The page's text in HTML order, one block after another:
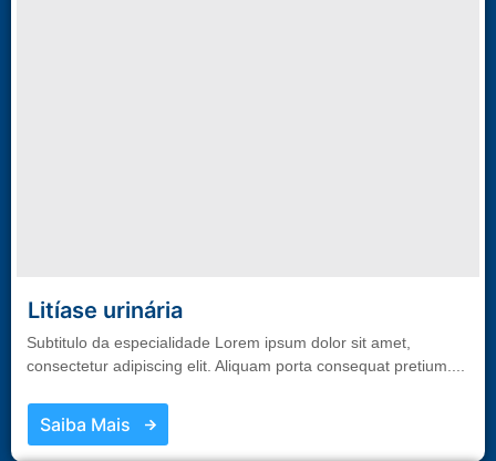
Litíase urinária
Subtitulo da especialidade Lorem ipsum dolor sit amet,
consectetur adipiscing elit. Aliquam porta consequat pretium....
Saiba Mais